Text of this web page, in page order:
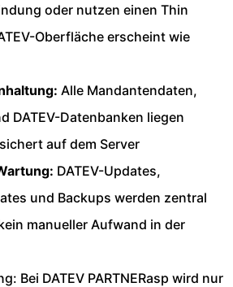
oder nutzen einen Thin
Oberfläche erscheint wie
Alle Mandantendaten,
DATEV-Datenbanken liegen
auf dem Server
DATEV-Updates,
und Backups werden zentral
manueller Aufwand in der
Bei DATEV PARTNERasp wird nur